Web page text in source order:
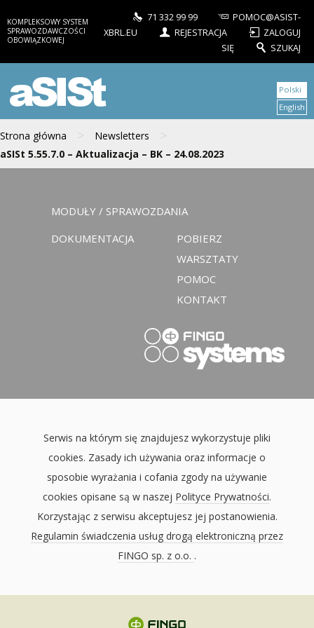
KOMPLEKSOWY SYSTEM
SPRAWOZDAWCZOŚCI
OBOWIĄZKOWEJ
71 332 99 99
POMOC@ASIST-
XBRL.EU
REJESTRACJA
ZALOGUJ
SIĘ
SZUKAJ
aSISt
Strona główna > Newsletters >
aSISt 5.55.7.0 – Aktualizacja – BK – 24.08.2023
Polski
English
MODUŁY / SPRAWOZDANIA
DOKUMENTACJA
POBIERZ
WARSZTATY
POMOC
KONTAKT
Serwis na którym się znajdujesz wykorzystuje pliki
cookies. Zasady ich używania oraz informacje o
sposobie wyrażania i cofania zgody na używanie
cookies opisane są w naszej Polityce Prywatności.
Korzystając z serwisu akceptujesz jej postanowienia.
Regulamin świadczenia usług drogą elektroniczną przez
FINGO sp. z o.o. .